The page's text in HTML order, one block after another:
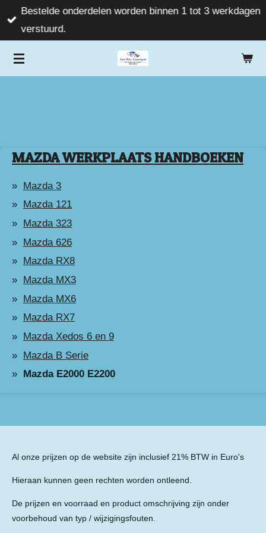
Ga
direct
de
Bestelde onderdelen worden binnen 1 tot 3 werkdagen
verstuurd.
MAZDA WERKPLAATS HANDBOEKEN
Mazda 3
Mazda 121
Mazda 323
Mazda 626
Mazda RX8
Mazda MX3
Mazda MX6
Mazda RX7
Mazda Xedos 6 en 9
Mazda B Serie
Mazda E2000 E2200
Al onze prijzen op de website zijn inclusief 21% BTW in Euro's
Hieraan kunnen geen rechten worden ontleend.
De prijzen en voorraad en product omschrijving zijn onder
voorbehoud van typ / wijzigingsfouten.